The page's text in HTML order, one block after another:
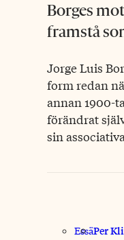
Borges
framstå
Jorge Luis
form redan
annan 1900-
förändrat
sin
EssäPer